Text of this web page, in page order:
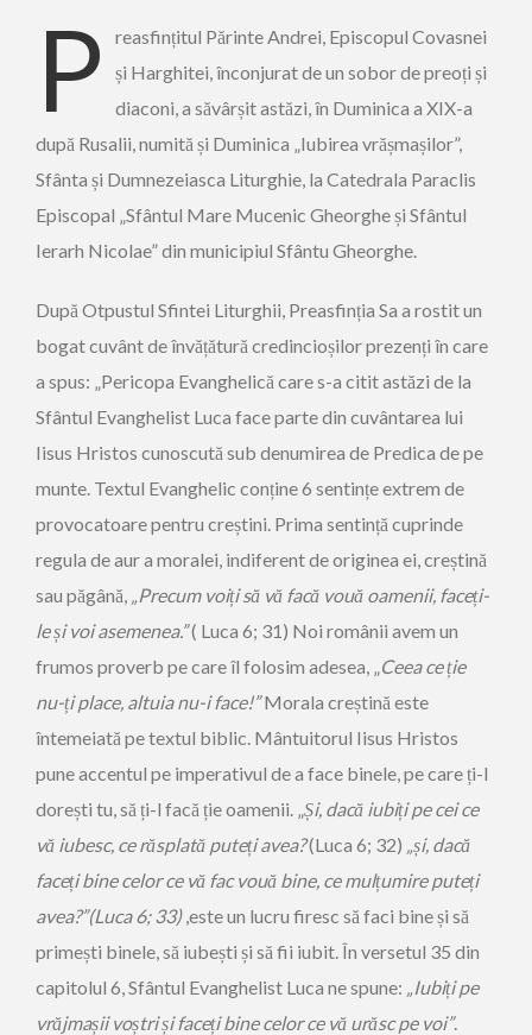
P
reasfințitul Părinte Andrei, Episcopul Covasnei
și Harghitei, înconjurat de un sobor de preoți și
diaconi, a săvârșit astăzi, în Duminica a XIX-a
după Rusalii, numită și Duminica „Iubirea vrășmașilor”,
Sfânta și Dumnezeiasca Liturghie, la Catedrala Paraclis
Episcopal „Sfântul Mare Mucenic Gheorghe și Sfântul
Ierarh Nicolae” din municipiul Sfântu Gheorghe.
După Otpustul Sfintei Liturghii, Preasfinția Sa a rostit un
bogat cuvânt de învățătură credincioșilor prezenți în care
a spus: „Pericopa Evanghelică care s-a citit astăzi de la
Sfântul Evanghelist Luca face parte din cuvântarea lui
Iisus Hristos cunoscută sub denumirea de Predica de pe
munte. Textul Evanghelic conține 6 sentințe extrem de
provocatoare pentru creștini. Prima sentință cuprinde
regula de aur a moralei, indiferent de originea ei, creștină
sau păgână, „Precum voiți să vă facă vouă oamenii, faceți-
le și voi asemenea.”( Luca 6; 31) Noi românii avem un
frumos proverb pe care îl folosim adesea, „Ceea ce ție
nu-ți place, altuia nu-i face!”Morala creștină este
întemeiată pe textul biblic. Mântuitorul Iisus Hristos
pune accentul pe imperativul de a face binele, pe care ți-l
dorești tu, să ți-l facă ție oamenii. „Și, dacă iubiți pe cei ce
vă iubesc, ce răsplată puteți avea?(Luca 6; 32) „și, dacă
faceți bine celor ce vă fac vouă bine, ce mulțumire puteți
avea?”(Luca 6; 33),este un lucru firesc să faci bine și să
primești binele, să iubești și să fii iubit. În versetul 35 din
capitolul 6, Sfântul Evanghelist Luca ne spune: „Iubiți pe
vrăjmașii voștri și faceți bine celor ce vă urăsc pe voi”.